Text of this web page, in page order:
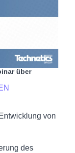
über
von
des